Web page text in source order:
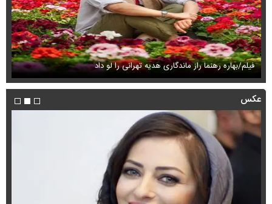
فیلم/بهاره رهنما راز ماندگاری هدیه تهرانی را لو داد
عکس